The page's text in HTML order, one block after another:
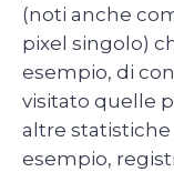
(noti anche
pixel singolo)
esempio, di
visitato quelle
altre statistiche
esempio,